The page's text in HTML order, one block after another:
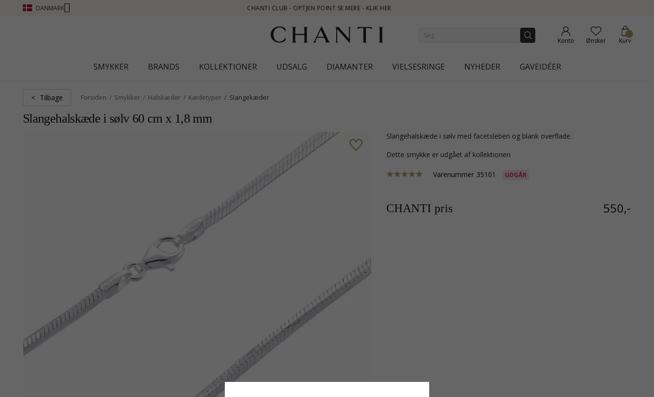
DANMARK
Konto Ønsker Kurv
SMYKKER BRANDS KOLLEKTIONER UDSALG DIAMANTER VIELSESRINGE NYHEDER GAVEIDÉER
< Tilbage Forsiden Smykker Halskæder Kædetyper Slangekæder
Slangehalskæde i sølv 60 cm x 1,8 mm
slangehalskæde i sølv med facetsleben og blank overflade.
Dette smykke er udgået af kollektionen
Varenummer 35101 UDGÅR
CHANTI pris 550,-